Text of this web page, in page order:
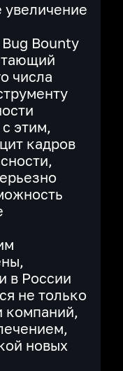
увеличение
Bounty
числа
этим,
кадров
в России
не только
компаний,
новых